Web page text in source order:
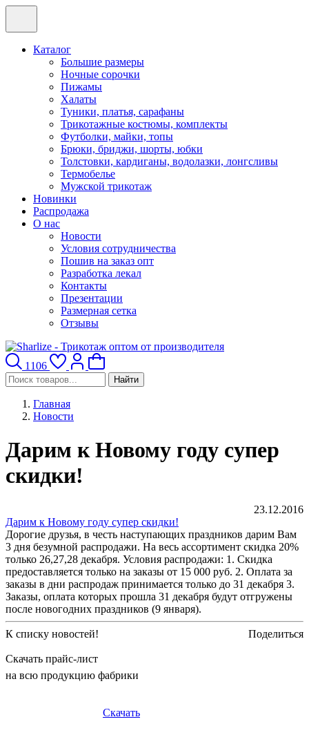
Каталог
Большие размеры
Ночные сорочки
Пижамы
Халаты
Туники, платья, сарафаны
Трикотажные костюмы, комплекты
Футболки, майки, топы
Брюки, бриджи, шорты, юбки
Толстовки, кардиганы, водолазки, лонгсливы
Термобелье
Мужской трикотаж
Новинки
Распродажа
О нас
Новости
Условия сотрудничества
Пошив на заказ опт
Разработка лекал
Контакты
Презентации
Размерная сетка
Отзывы
1106
Найти
Главная
Новости
Дарим к Новому году супер
скидки!
23.12.2016
Дарим к Новому году супер скидки!
Дорогие друзья, в честь наступающих праздников дарим Вам
3 дня безумной распродажи. На весь ассортимент скидка 20%
только 26,27,28 декабря. Условия распродажи: 1. Скидка
предоставляется только на заказы от 15 000 руб. 2. Оплата за
заказы в дни распродаж принимается только до 31 декабря 3.
Заказы, оплата которых прошла 31 декабря будут отгружены
после новогодних праздников (9 января).
К списку новостей! Поделиться
Скачать прайс-лист
на всю продукцию фабрики
Скачать